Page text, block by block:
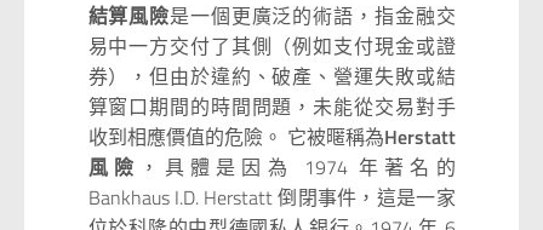
結算風險是一個更廣泛的術語，指金融交
易中一方交付了其側（例如支付現金或證
券），但由於違約、破產、營運失敗或結
算窗口期間的時間問題，未能從交易對手
收到相應價值的危險。 它被暱稱為Herstatt
風險 ，具體是因為 1974 年著名的
Bankhaus I.D. Herstatt 倒閉事件，這是一家